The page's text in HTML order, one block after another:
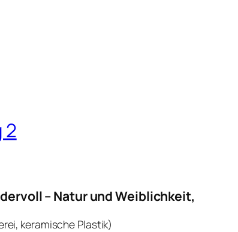
2
– Natur und Weiblichkeit,
keramische Plastik)